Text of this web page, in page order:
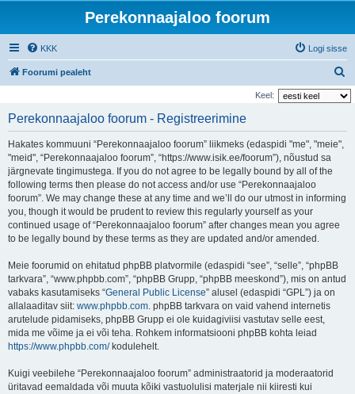
Perekonnaajaloo foorum
KKK Logi sisse
Foorumi pealeht
t
Keel:
Perekonnaajaloo foorum - Registreerimine
Hakates kommuuni “Perekonnaajaloo foorum” liikmeks (edaspidi "me", "meie",
"meid", “Perekonnaajaloo foorum”, “https://www.isik.ee/foorum”), nõustud sa
järgnevate tingimustega. If you do not agree to be legally bound by all of the
following terms then please do not access and/or use “Perekonnaajaloo
foorum”. We may change these at any time and we’ll do our utmost in informing
you, though it would be prudent to review this regularly yourself as your
continued usage of “Perekonnaajaloo foorum” after changes mean you agree
to be legally bound by these terms as they are updated and/or amended.
Meie foorumid on ehitatud phpBB platvormile (edaspidi “see”, “selle”, “phpBB
tarkvara”, “www.phpbb.com”, “phpBB Grupp, “phpBB meeskond”), mis on antud
vabaks kasutamiseks “General Public License” alusel (edaspidi “GPL”) ja on
allalaaditav siit: www.phpbb.com. phpBB tarkvara on vaid vahend internetis
arutelude pidamiseks, phpBB Grupp ei ole kuidagiviisi vastutav selle eest,
mida me võime ja ei või teha. Rohkem informatsiooni phpBB kohta leiad
https://www.phpbb.com/kodulehelt.
Kuigi veebilehe “Perekonnaajaloo foorum” administraatorid ja moderaatorid
üritavad eemaldada või muuta kõiki vastuolulisi materjale nii kiiresti kui